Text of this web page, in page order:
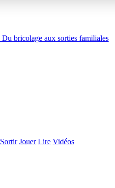
Du bricolage aux sorties familiales
Sortir Jouer Lire Vidéos